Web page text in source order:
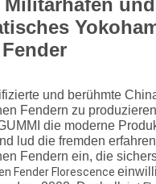
Militärhäfen
und berühmte
Fendern zu
die moderne
lud die fremden
Fendern ein, die
Fender Florescence